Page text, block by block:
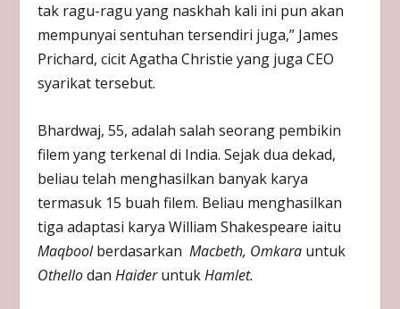
tak ragu-ragu yang naskhah kali ini pun akan
mempunyai sentuhan tersendiri juga,” James
Prichard, cicit Agatha Christie yang juga CEO
syarikat tersebut.
Bhardwaj, 55, adalah salah seorang pembikin
filem yang terkenal di India. Sejak dua dekad,
beliau telah menghasilkan banyak karya
termasuk 15 buah filem. Beliau menghasilkan
tiga adaptasi karya William Shakespeare iaitu
Maqboolberdasarkan Macbeth, Omkara untuk
Othellodan HaideruntukHamlet.